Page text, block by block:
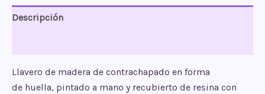
Descripción
Llavero de madera de contrachapado en forma
de huella, pintado a mano y recubierto de resina con